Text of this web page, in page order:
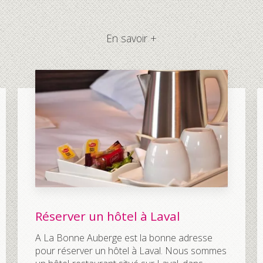
En savoir +
Réserver un hôtel à Laval
A La Bonne Auberge est la bonne adresse
pour réserver un hôtel à Laval. Nous sommes